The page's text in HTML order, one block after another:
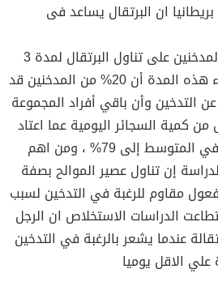
ان البرتقال يساعد فى
حيث استمر مجموعة من المدخنين على تناول البرتقال لمدة 3
أسابيع ، ووجد بعد انقضاء هذه المدة أن 20% من المدخنين قد
التدخين وأن باقي أفراد المجموعة
كمية السجائر اليومية عما اعتاد
على تناوله بنسبه وصلت في المتوسط إلى 79% ، ومن اهم
إن تناول عصير الموالح بصفة
مقاوم للرغبة في التدخين لسبب
الدراسات الاستخلاص ان الرجل
عندما يشعر بالرغبة في التدخين
الاقل يوميا